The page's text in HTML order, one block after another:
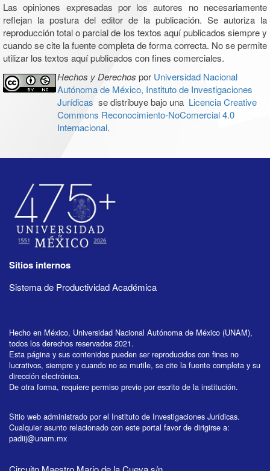
Las opiniones expresadas por los autores no necesariamente
reflejan la postura del editor de la publicación. Se autoriza la
reproducción total o parcial de los textos aquí publicados siempre y
cuando se cite la fuente completa de forma correcta. No se permite
utilizar los textos aquí publicados con fines comerciales.
Hechos y Derechos por Universidad Nacional
Autónoma de México, Instituto de Investigaciones
Jurídicas se distribuye bajo una Licencia Creative
Commons Reconocimiento-NoComercial 4.0
Internacional.
Sitios internos
Sistema de Productividad Académica
Hecho en México, Universidad Nacional Autónoma de México (UNAM),
todos los derechos reservados 2021.
Esta página y sus contenidos pueden ser reproducidos con fines no
lucrativos, siempre y cuando no se mutile, se cite la fuente completa y su
dirección electrónica.
De otra forma, requiere permiso previo por escrito de la institución.
Sitio web administrado por el Instituto de Investigaciones Jurídicas.
Cualquier asunto relacionado con este portal favor de dirigirse a:
padiij@unam.mx